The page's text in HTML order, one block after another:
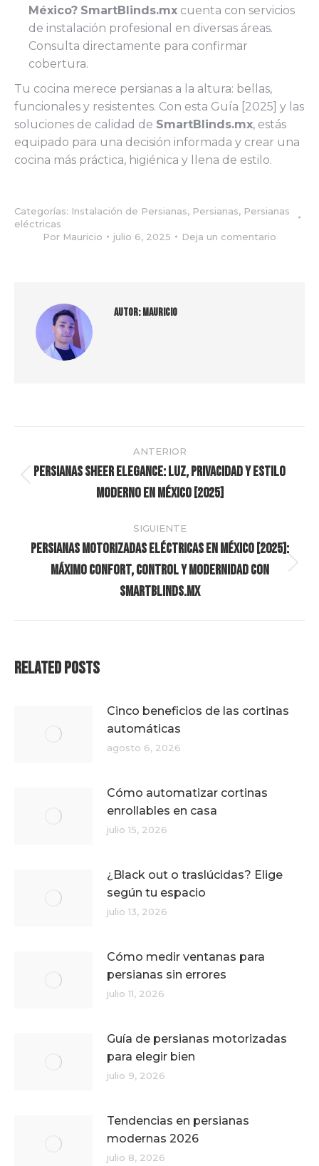
México? SmartBlinds.mx cuenta con servicios
de instalación profesional en diversas áreas.
Consulta directamente para confirmar
cobertura.
Tu cocina merece persianas a la altura: bellas,
funcionales y resistentes. Con esta Guía [2025] y las
soluciones de calidad de SmartBlinds.mx, estás
equipado para una decisión informada y crear una
cocina más práctica, higiénica y llena de estilo.
Categorías: Instalación de Persianas, Persianas, Persianas
eléctricas
Por Mauricio julio 6, 2025 Deja un comentario
Autor:Mauricio
entre
publicaciones
ANTERIOR
Publicación
anterior:
Persianas Sheer Elegance: Luz, Privacidad y Estilo
Moderno en México [2025]
SIGUIENTE
Publicación
siguiente:
Persianas Motorizadas Eléctricas en México [2025]:
Máximo Confort, Control y Modernidad con
SmartBlinds.mx
Related Posts
Cinco beneficios de las cortinas
automáticas
agosto 6, 2026
Cómo automatizar cortinas
enrollables en casa
julio 15, 2026
¿Black out o traslúcidas? Elige
según tu espacio
julio 13, 2026
Cómo medir ventanas para
persianas sin errores
julio 11, 2026
Guía de persianas motorizadas
para elegir bien
julio 9, 2026
Tendencias en persianas
modernas 2026
julio 8, 2026